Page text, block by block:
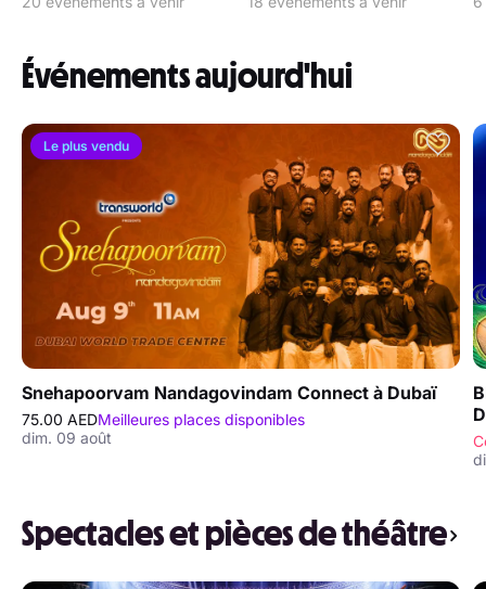
Événements aujourd'hui
Le plus vendu
Snehapoorvam Nandagovindam Connect à Dubaï
75.00 AEDMeilleures places disponibles
dim. 09 août
Spectacles et pièces de théâtre